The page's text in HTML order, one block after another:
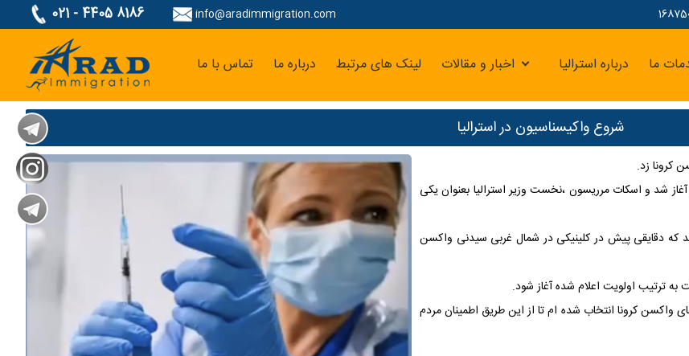
021 - 4405 8186 info@aradimmigration.com
ما درباره استرالیا اخبار و مقالات لینک های مرتبط درباره ما تماس با ما
شروع واکیسناسیون در استرالیا
کرونا زد.
آغاز شد و اسکات مرریسون ،نخست وزیر استرالیا بعنوان یکی
که دقایقی پیش در کلینیکی در شمال غربی سیدنی واکسن
کرونا انتخاب شده ام تا از این طریق اطمینان مردم